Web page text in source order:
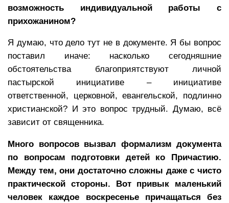
возможность индивидуальной работы с
прихожанином?
Я думаю, что дело тут не в документе. Я бы вопрос
поставил иначе: насколько сегодняшние
обстоятельства благоприятствуют личной
пастырской инициативе – инициативе
ответственной, церковной, евангельской, подлинно
христианской? И это вопрос трудный. Думаю, всё
зависит от священника.
Много вопросов вызвал формализм документа
по вопросам подготовки детей ко Причастию.
Между тем, они достаточно сложны даже с чисто
практической стороны. Вот привык маленький
человек каждое воскресенье причащаться без